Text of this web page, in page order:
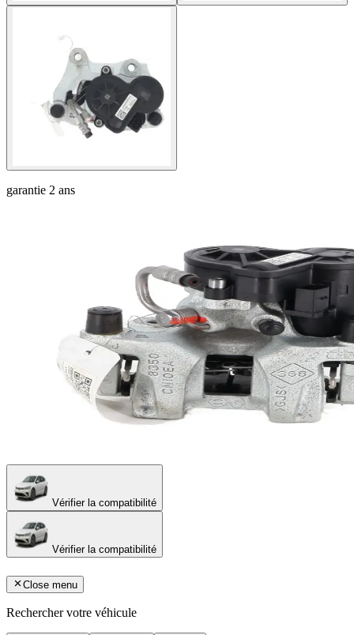
garantie 2 ans
Vérifier la compatibilité
Vérifier la compatibilité
Close menu
Rechercher votre véhicule